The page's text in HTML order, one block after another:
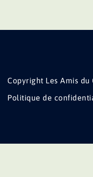
Copyright Les Amis
Politique de